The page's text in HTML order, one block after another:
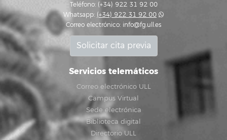
Teléfono: (+34) 922 31 92 00
Whatsapp: (+34) 922 31 92 00
Correo electrónico: info@fg.ull.es
Solicitar cita previa
Servicios telemáticos
Correo electrónico ULL
Campus Virtual
Sede electrónica
Biblioteca digital
Directorio ULL